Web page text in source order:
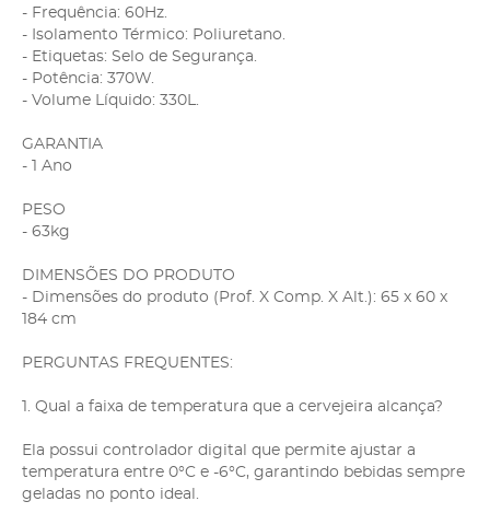
- Frequência: 60Hz.
- Isolamento Térmico: Poliuretano.
- Etiquetas: Selo de Segurança.
- Potência: 370W.
- Volume Líquido: 330L.
GARANTIA
- 1 Ano
PESO
- 63kg
DIMENSÕES DO PRODUTO
- Dimensões do produto (Prof. X Comp. X Alt.): 65 x 60 x
184 cm
PERGUNTAS FREQUENTES:
1. Qual a faixa de temperatura que a cervejeira alcança?
Ela possui controlador digital que permite ajustar a
temperatura entre 0°C e -6°C, garantindo bebidas sempre
geladas no ponto ideal.